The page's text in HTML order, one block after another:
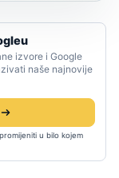
izvore i Google
naše najnovije
u bilo kojem